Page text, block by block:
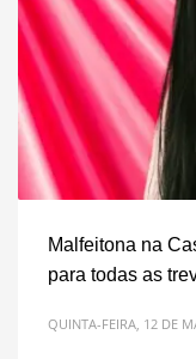
Malfeitona na
para todas as
QUINTA-FEIRA, 12 DE